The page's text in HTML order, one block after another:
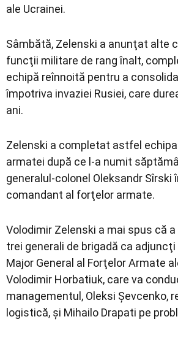
ale Ucrainei.
Sâmbătă, Zelenski a anunţat alte
funcţii militare de rang înalt,
echipă reînnoită pentru a
împotriva invaziei Rusiei, care
ani.
Zelenski a completat astfel echipa
armatei după ce l-a numit
generalul-colonel Oleksandr Sîrski
comandant al forţelor armate.
Volodimir Zelenski a mai spus că
trei generali de brigadă ca
Major General al Forţelor Armate
Volodimir Horbatiuk, care va
managementul, Oleksi Şevcenko,
logistică, şi Mihailo Drapati pe